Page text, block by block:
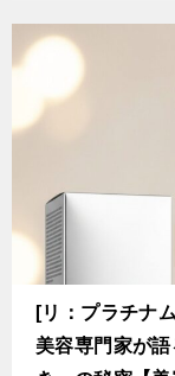
[リ：プラチナ
美容専門家が